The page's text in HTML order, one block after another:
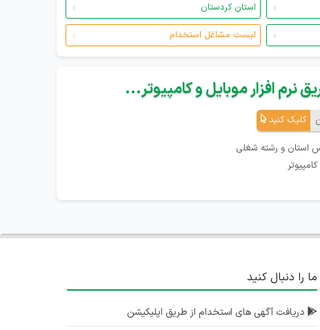
استان کردستان
لیست مشاغل استخدام
نرم افزار موبایل و کامپیوتر...
کلیک کنید
استان و رشته شغلی
ما را دنبال کنید
دریافت آگهی های استخدام از طریق اپلیکیشن